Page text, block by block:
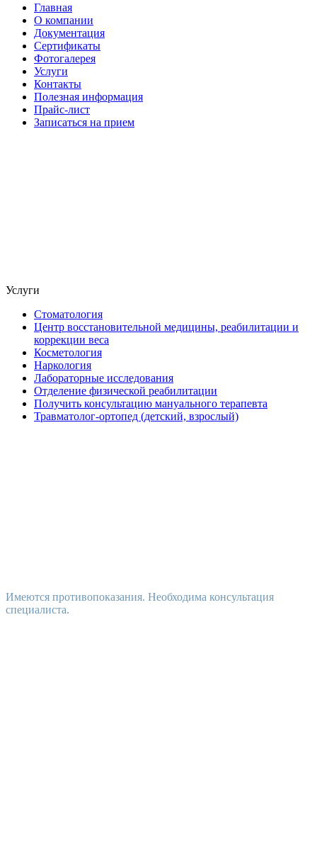
Главная
О компании
Документация
Сертификаты
Фотогалерея
Услуги
Контакты
Полезная информация
Прайс-лист
Записаться на прием
Услуги
Стоматология
Центр восстановительной медицины, реабилитации и
коррекции веса
Косметология
Наркология
Лабораторные исследования
Отделение физической реабилитации
Получить консультацию мануального терапевта
Травматолог-ортопед (детский, взрослый)
Имеются противопоказания. Необходима консультация
специалиста.